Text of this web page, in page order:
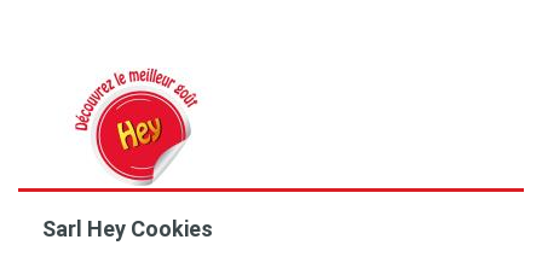
Sarl Hey Cookies